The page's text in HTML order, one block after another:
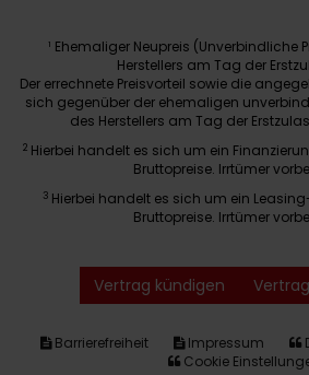
1 Ehemaliger Neupreis (Unverbindliche
Herstellers am Tag der
Der errechnete Preisvorteil sowie die
sich gegenüber der ehemaligen
des Herstellers am Tag der
2 Hierbei handelt es sich um ein
Bruttopreise. Irrtümer
3 Hierbei handelt es sich um ein
Bruttopreise. Irrtümer
Vertrag kündigen
Barrierefreiheit Impressum
Cookie